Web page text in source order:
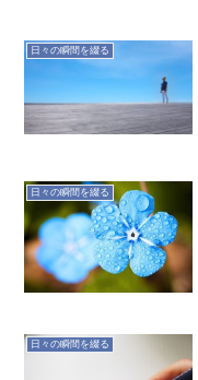
日々の瞬間を綴る
日々の瞬間を綴る
日々の瞬間を綴る